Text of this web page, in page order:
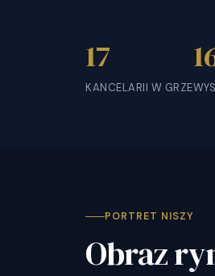
17
KANCELARII W GRZE
PORTRET NISZY
Obraz